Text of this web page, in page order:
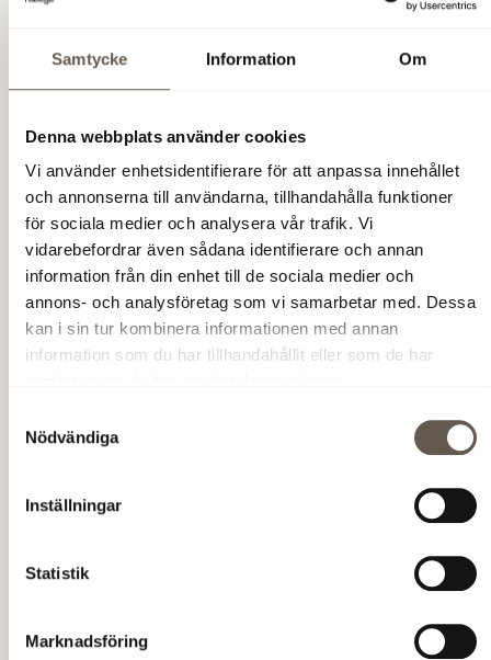
Samtycke Information Om
Denna webbplats använder cookies
Vi använder enhetsidentifierare för att anpassa innehållet
och annonserna till användarna, tillhandahålla funktioner
för sociala medier och analysera vår trafik. Vi
vidarebefordrar även sådana identifierare och annan
information från din enhet till de sociala medier och
annons- och analysföretag som vi samarbetar med. Dessa
kan i sin tur kombinera informationen med annan
information som du har tillhandahållit eller som de har
Nödvändiga
Inställningar
Statistik
Marknadsföring